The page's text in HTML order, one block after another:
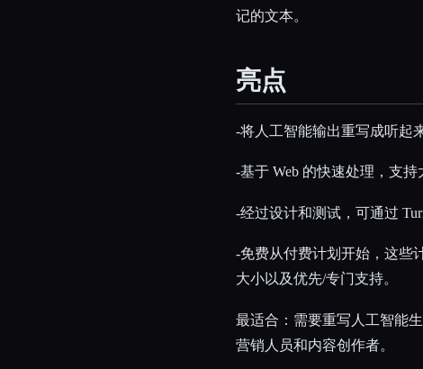
记的文本。
亮点
-将人工智能输出重写成听起
-基于 Web 的快速处理，支持
-经过设计和测试，可通过
-免费从付费计划开始，这些
大小以及优先/专门支持。
最适合：需要重写人工智能
营销人员和内容创作者。